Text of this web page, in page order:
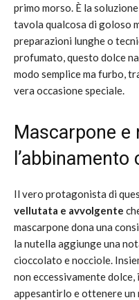
primo morso. È la
tavola qualcosa di goloso
preparazioni lunghe o
profumato, questo dolce
modo semplice ma furbo,
vera occasione speciale.
Mascarpone e
Il vero protagonista di
vellutata e avvolgente
mascarponedona una
la nutella aggiunge una
cioccolato e nocciole.
non eccessivamente
appesantirlo e ottenere